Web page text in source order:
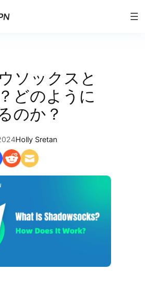
ソックスと
どのように
のか？
Holly Sretan